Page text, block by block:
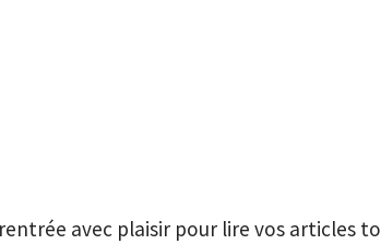
avec plaisir pour lire vos articles